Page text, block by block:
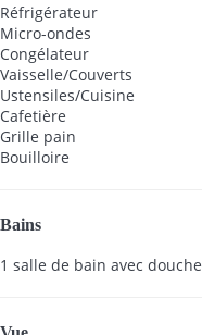
Réfrigérateur
Micro-ondes
Congélateur
Vaisselle/Couverts
Ustensiles/Cuisine
Cafetière
Grille pain
Bouilloire
Bains
1 salle de bain avec douche